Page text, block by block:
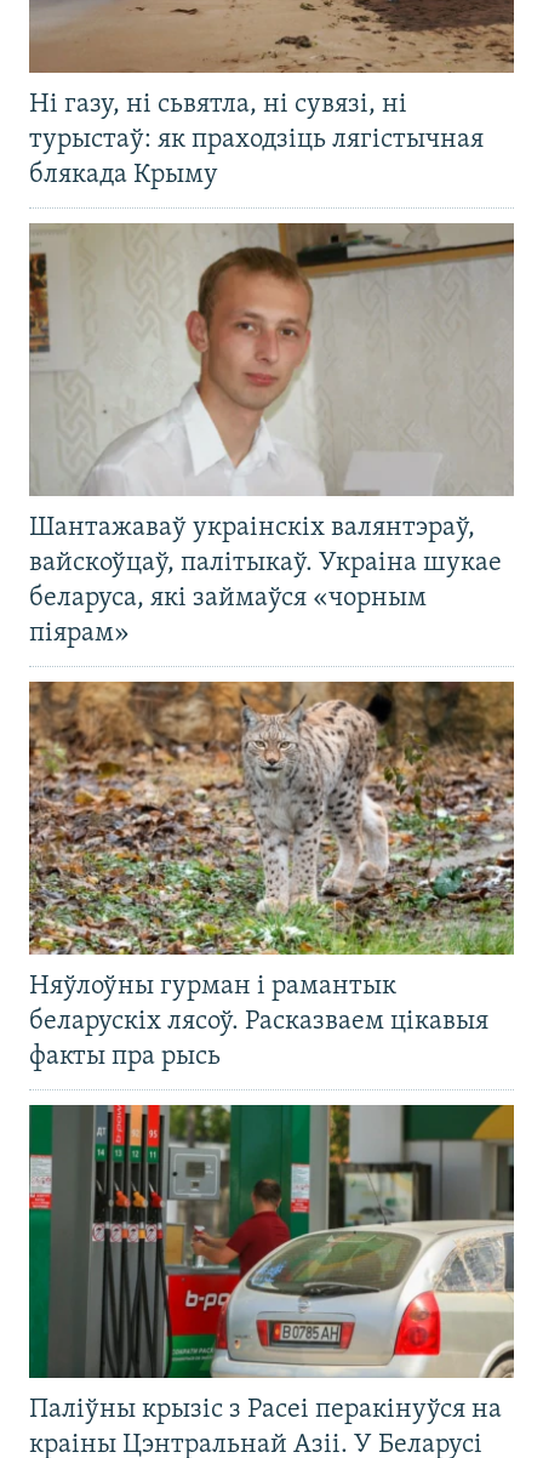
Ні газу, ні сьвятла, ні сувязі, ні
турыстаў: як праходзіць лягістычная
блякада Крыму
Шантажаваў украінскіх валянтэраў,
вайскоўцаў, палітыкаў. Украіна шукае
беларуса, які займаўся «чорным
піярам»
Няўлоўны гурман і рамантык
беларускіх лясоў. Расказваем цікавыя
факты пра рысь
Паліўны крызіс з Расеі перакінуўся на
краіны Цэнтральнай Азіі. У Беларусі